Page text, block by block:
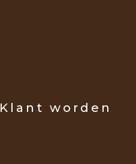
Klant worden